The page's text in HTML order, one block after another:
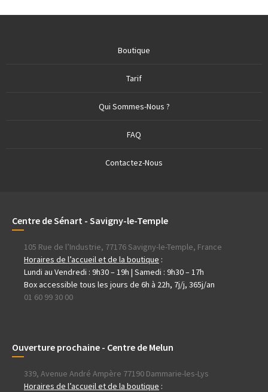
Boutique
Tarif
Qui Sommes-Nous ?
FAQ
Contactez-Nous
Centre de Sénart - Savigny-le-Temple
105 Rue de l’Industrie, 77176 Savigny-le-Temple, France
Horaires de l’accueil et de la boutique :
Lundi au Vendredi : 9h30 – 19h | Samedi : 9h30 – 17h
Box accessible tous les jours de 6h à 22h, 7j/j, 365j/an
01 60 99 30 00
Ouverture prochaine - Centre de Melun
339, Avenue André Ampère 77190 Dammarie-les-Lys
Horaires de l’accueil et de la boutique :